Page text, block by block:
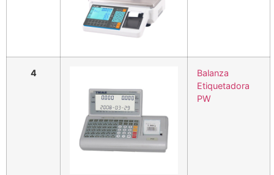
4
Balanza
Etiquetadora
PW